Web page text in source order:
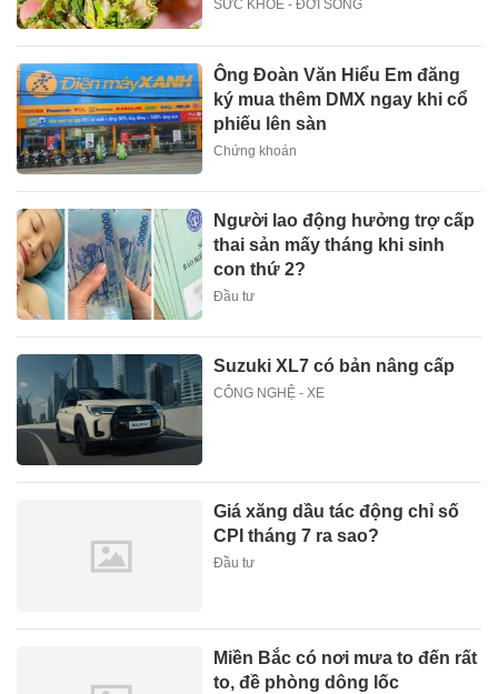
SỨC KHOẺ - ĐỜI SỐNG
Ông Đoàn Văn Hiểu Em đăng
ký mua thêm DMX ngay khi cổ
phiếu lên sàn
Chứng khoán
Người lao động hưởng trợ cấp
thai sản mấy tháng khi sinh
con thứ 2?
Đầu tư
Suzuki XL7 có bản nâng cấp
CÔNG NGHỆ - XE
Giá xăng dầu tác động chỉ số
CPI tháng 7 ra sao?
Đầu tư
Miền Bắc có nơi mưa to đến rất
to, đề phòng dông lốc